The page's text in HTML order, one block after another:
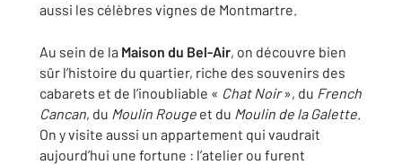
aussi les célèbres vignes de Montmartre.
Au sein de la Maison du Bel-Air, on découvre bien
sûr l’histoire du quartier, riche des souvenirs des
cabarets et de l’inoubliable « Chat Noir», du French
Cancan, du Moulin Rouge et du Moulin de la Galette.
On y visite aussi un appartement qui vaudrait
aujourd’hui une fortune : l’atelier ou furent